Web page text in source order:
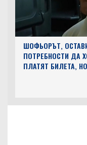
ШОФЬОРЪТ,
ПОТРЕБНОСТИ ДА
ПЛАТЯТ БИЛЕТА,